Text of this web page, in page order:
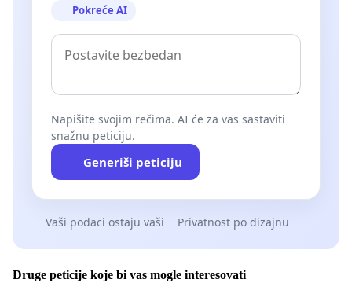
Pokreće AI
Napišite svojim rečima. AI će za vas sastaviti
snažnu peticiju.
Generiši peticiju
Vaši podaci ostaju vaši Privatnost po dizajnu
Druge peticije koje bi vas mogle interesovati